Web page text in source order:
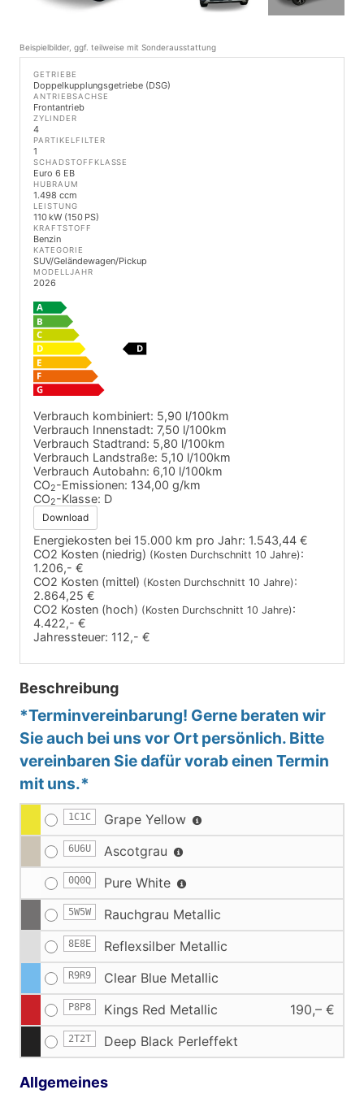
Beispielbilder, ggf. teilweise mit Sonderausstattung
GETRIEBE
Doppelkupplungsgetriebe (DSG)
ANTRIEBSACHSE
Frontantrieb
ZYLINDER
4
PARTIKELFILTER
1
SCHADSTOFFKLASSE
Euro 6 EB
HUBRAUM
1.498 ccm
LEISTUNG
110 kW (150 PS)
KRAFTSTOFF
Benzin
KATEGORIE
SUV/Geländewagen/Pickup
MODELLJAHR
2026
Verbrauch kombiniert: 5,90 l/100km
Verbrauch Innenstadt: 7,50 l/100km
Verbrauch Stadtrand: 5,80 l/100km
Verbrauch Landstraße: 5,10 l/100km
Verbrauch Autobahn: 6,10 l/100km
CO2-Emissionen: 134,00 g/km
CO2-Klasse: D
Download
Energiekosten bei 15.000 km pro Jahr: 1.543,44 €
CO2 Kosten (niedrig) (Kosten Durchschnitt 10 Jahre):
1.206,- €
CO2 Kosten (mittel) (Kosten Durchschnitt 10 Jahre):
2.864,25 €
CO2 Kosten (hoch) (Kosten Durchschnitt 10 Jahre):
4.422,- €
Jahressteuer: 112,- €
Beschreibung
*Terminvereinbarung! Gerne beraten wir
Sie auch bei uns vor Ort persönlich. Bitte
vereinbaren Sie dafür vorab einen Termin
mit uns.*
1C1C Grape Yellow
6U6U Ascotgrau
0Q0Q Pure White
5W5W Rauchgrau Metallic
8E8E Reflexsilber Metallic
R9R9 Clear Blue Metallic
P8P8 Kings Red Metallic 190,– €
2T2T Deep Black Perleffekt
Allgemeines